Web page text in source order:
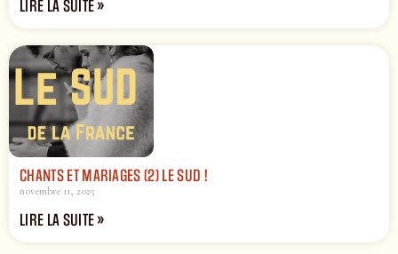
LIRE LA SUITE »
CHANTS ET MARIAGES (2) LE SUD !
novembre 11, 2025
LIRE LA SUITE »